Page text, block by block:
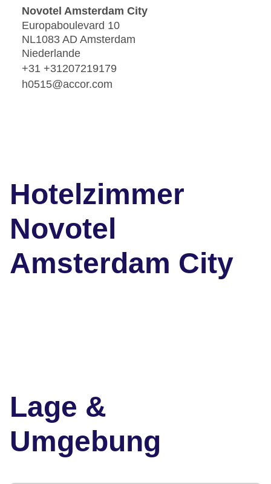
Novotel Amsterdam City
Europaboulevard 10
NL1083 AD Amsterdam
Niederlande
+31 +31207219179
h0515@accor.com
Hotelzimmer
Novotel
Amsterdam City
Lage &
Umgebung